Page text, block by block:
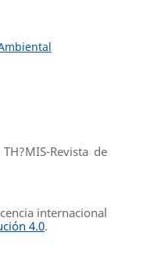
Revista de
internacional
4.0.